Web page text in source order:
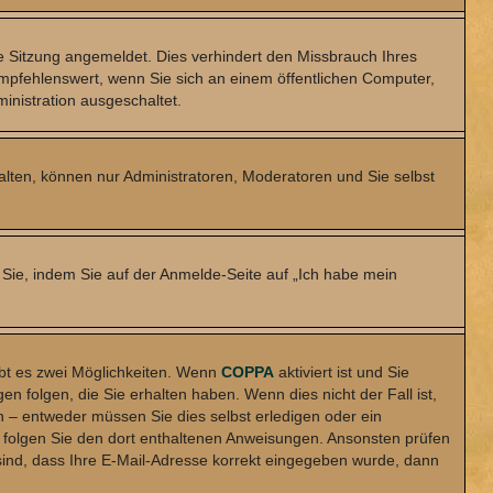
angemeldet. Dies verhindert den Missbrauch Ihres
wenn Sie sich an einem öffentlichen Computer,
ausgeschaltet.
können nur Administratoren, Moderatoren und Sie selbst
indem Sie auf der Anmelde-Seite auf „Ich habe mein
es zwei Möglichkeiten. Wenn COPPA aktiviert ist und Sie
folgen, die Sie erhalten haben. Wenn dies nicht der Fall ist,
entweder müssen Sie dies selbst erledigen oder ein
Sie den dort enthaltenen Anweisungen. Ansonsten prüfen
dass Ihre E-Mail-Adresse korrekt eingegeben wurde, dann